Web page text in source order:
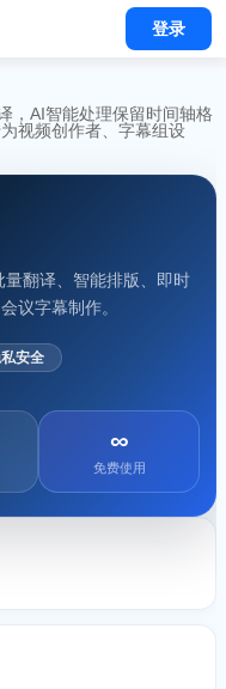
登录
，AI智能处理保留时间轴格
视频创作者、字幕组设
翻译、智能排版、即时
议字幕制作。
私安全
∞
免费使用